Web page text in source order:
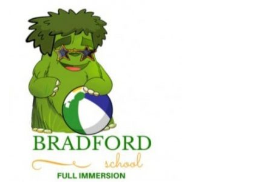
campamento-
verano-
summer-
camp-
coslada-
corredor-
henares-